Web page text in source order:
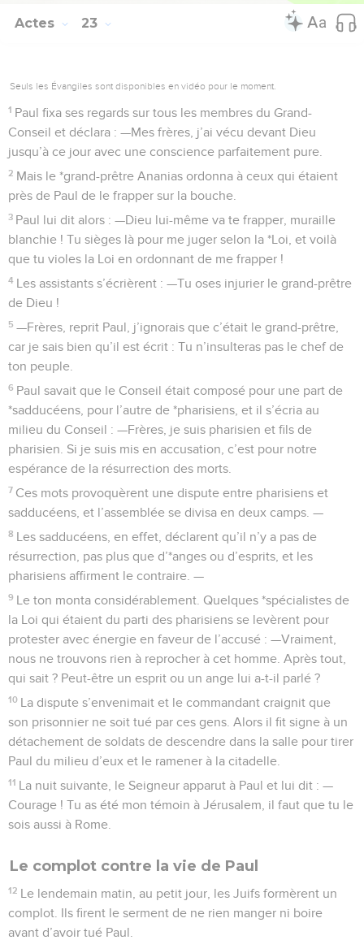
Actes 23
Seuls les Évangiles sont disponibles en vidéo pour le moment.
1 Paul fixa ses regards sur tous les membres du Grand-
Conseil et déclara : —Mes frères, j’ai vécu devant Dieu
jusqu’à ce jour avec une conscience parfaitement pure.
2 Mais le *grand-prêtre Ananias ordonna à ceux qui étaient
près de Paul de le frapper sur la bouche.
3 Paul lui dit alors : —Dieu lui-même va te frapper, muraille
blanchie ! Tu sièges là pour me juger selon la *Loi, et voilà
que tu violes la Loi en ordonnant de me frapper !
4 Les assistants s’écrièrent : —Tu oses injurier le grand-prêtre
de Dieu !
5 —Frères, reprit Paul, j’ignorais que c’était le grand-prêtre,
car je sais bien qu’il est écrit : Tu n’insulteras pas le chef de
ton peuple.
6 Paul savait que le Conseil était composé pour une part de
*sadducéens, pour l’autre de *pharisiens, et il s’écria au
milieu du Conseil : —Frères, je suis pharisien et fils de
pharisien. Si je suis mis en accusation, c’est pour notre
espérance de la résurrection des morts.
7 Ces mots provoquèrent une dispute entre pharisiens et
sadducéens, et l’assemblée se divisa en deux camps. —
8 Les sadducéens, en effet, déclarent qu’il n’y a pas de
résurrection, pas plus que d’*anges ou d’esprits, et les
pharisiens affirment le contraire. —
9 Le ton monta considérablement. Quelques *spécialistes de
la Loi qui étaient du parti des pharisiens se levèrent pour
protester avec énergie en faveur de l’accusé : —Vraiment,
nous ne trouvons rien à reprocher à cet homme. Après tout,
qui sait ? Peut-être un esprit ou un ange lui a-t-il parlé ?
10 La dispute s’envenimait et le commandant craignit que
son prisonnier ne soit tué par ces gens. Alors il fit signe à un
détachement de soldats de descendre dans la salle pour tirer
Paul du milieu d’eux et le ramener à la citadelle.
11 La nuit suivante, le Seigneur apparut à Paul et lui dit : —
Courage ! Tu as été mon témoin à Jérusalem, il faut que tu le
sois aussi à Rome.
Le complot contre la vie de Paul
12 Le lendemain matin, au petit jour, les Juifs formèrent un
complot. Ils firent le serment de ne rien manger ni boire
avant d’avoir tué Paul.